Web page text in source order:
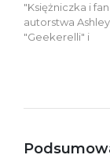
"Księżniczka i
autorstwa
"Geekerelli" i